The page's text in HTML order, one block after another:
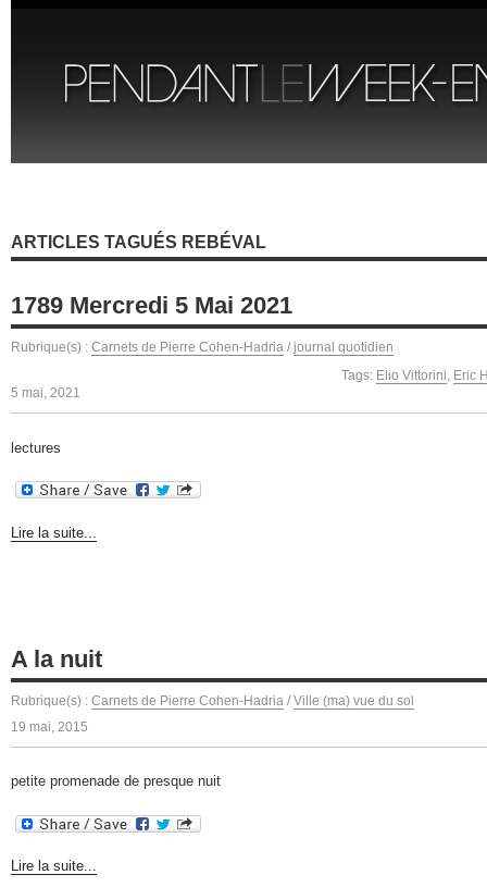
ARTICLES TAGUÉS REBÉVAL
1789 Mercredi 5 Mai 2021
Rubrique(s) : Carnets de Pierre Cohen-Hadria / journal quotidien
Tags: Elio Vittorini, Eric
5 mai, 2021
lectures
Lire la suite...
A la nuit
Rubrique(s) : Carnets de Pierre Cohen-Hadria / Ville (ma) vue du sol
19 mai, 2015
petite promenade de presque nuit
Lire la suite...